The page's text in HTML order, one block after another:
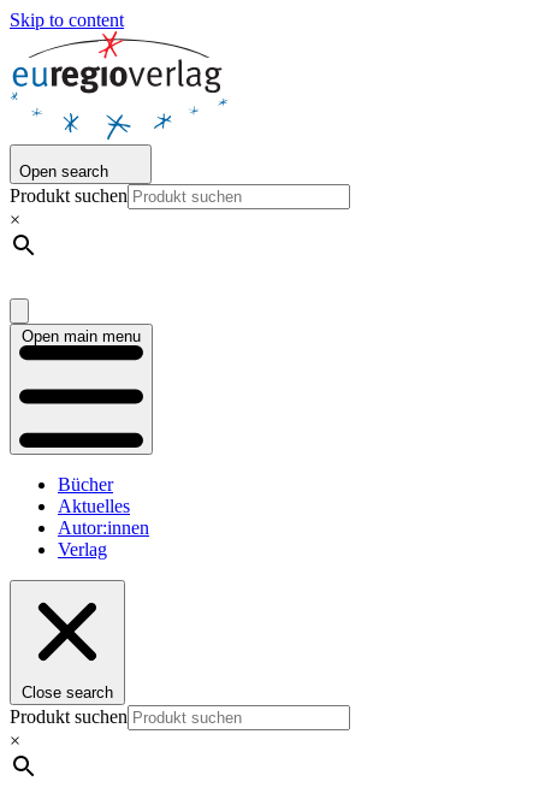
Skip to content
Open search
Produkt suchen
×
Open main menu
Bücher
Aktuelles
Autor:innen
Verlag
Close search
Produkt suchen
×